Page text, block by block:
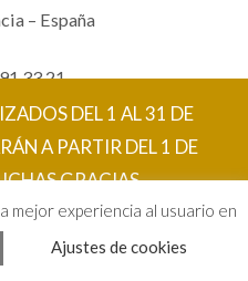
DEL 1 AL 31 DE
A PARTIR DEL 1 DE
GRACIAS
– España
33 21
123 461
mejor experiencia al usuario en
Ajustes de cookies